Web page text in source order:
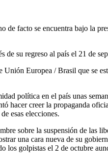
de facto se encuentra bajo la
su regreso al país el 21 de
Europea / Brasil que se
política en el país unas
hacer creer la propaganda
esas elecciones.
sobre la suspensión de las
una cara nueva de su
golpistas el 2 de octubre